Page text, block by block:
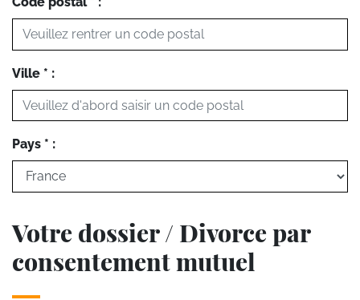
Ville * :
Pays * :
Votre dossier / Divorce par
consentement mutuel